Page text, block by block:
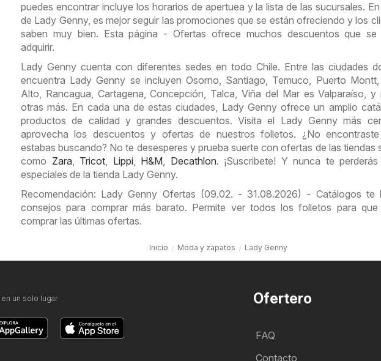
puedes encontrar incluye los horarios de apertuea y la lista de las sucursales.
de Lady Genny, es mejor seguir las promociones que se están ofreciendo y los
saben muy bien. Esta página - Ofertas ofrece muchos descuentos que se
adquirir.
Lady Genny cuenta con diferentes sedes en todo Chile. Entre las ciudades
encuentra Lady Genny se incluyen Osorno, Santiago, Temuco, Puerto
Alto, Rancagua, Cartagena, Concepción, Talca, Viña del Mar es Valparaíso, y
otras más. En cada una de estas ciudades, Lady Genny ofrece un amplio
productos de calidad y grandes descuentos. Visita el Lady Genny más
aprovecha los descuentos y ofertas de nuestros folletos. ¿No
estabas buscando? No te desesperes y prueba suerte con ofertas de las tiendas
como Zara, Tricot, Lippi, H&M, Decathlon. ¡Suscribete! Y nunca te
especiales de la tienda Lady Genny.
Recomendación: Lady Genny Ofertas (09.02. - 31.08.2026) - Catálogos te
consejos para comprar más barato. Permite ver todos los folletos para que
comprar las últimas ofertas.
Inicio Moda y zapatos Lady Genny
Ofertero
FAQ
Contacto
un solo lugar